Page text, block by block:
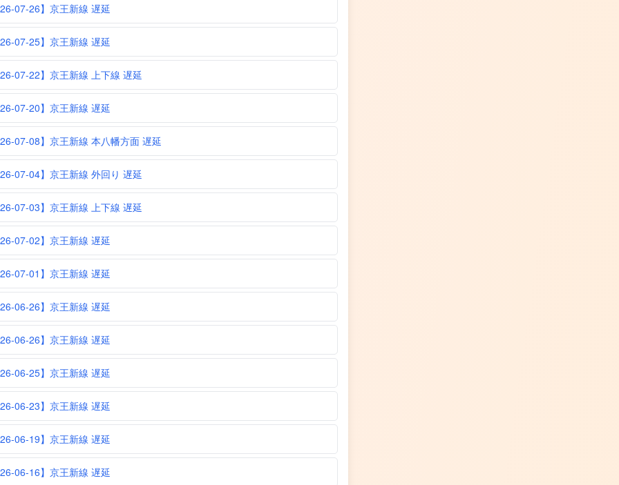
07-26】京王新線 遅延
07-25】京王新線 遅延
07-22】京王新線 上下線 遅延
07-20】京王新線 遅延
07-08】京王新線 本八幡方面 遅延
07-04】京王新線 外回り 遅延
07-03】京王新線 上下線 遅延
07-02】京王新線 遅延
07-01】京王新線 遅延
06-26】京王新線 遅延
06-26】京王新線 遅延
06-25】京王新線 遅延
06-23】京王新線 遅延
06-19】京王新線 遅延
06-16】京王新線 遅延